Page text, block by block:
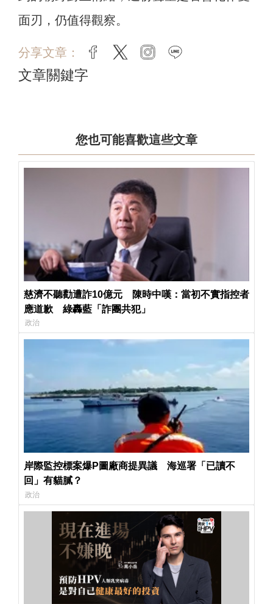
面刃，仍值得觀察。
分享文章： facebook
twitter instagram
文章關鍵字
您也可能喜歡這些文章
慈濟不聽勸遭詐10億元 陳時中嘆：當初不實指控者
應道歉 綠轟藍「詐團共犯」
政治
岸際監控標案爆P圖廠商提異議 海巡署「已讀不
回」有貓膩？
政治